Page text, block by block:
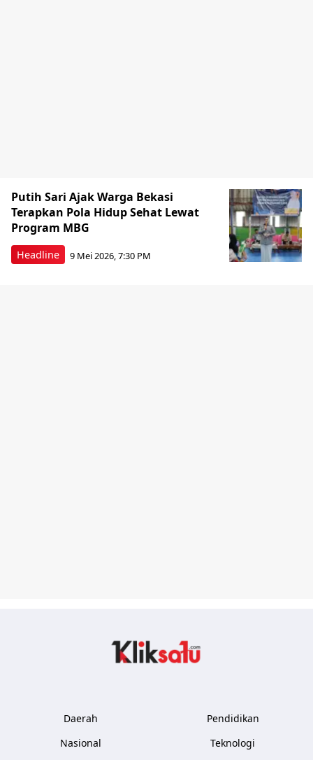
Headline
Putih Sari Ajak Warga Bekasi
Terapkan Pola Hidup Sehat Lewat
Program MBG
9 Mei 2026, 7:30 PM
Daerah
Nasional
Pendidikan
Teknologi